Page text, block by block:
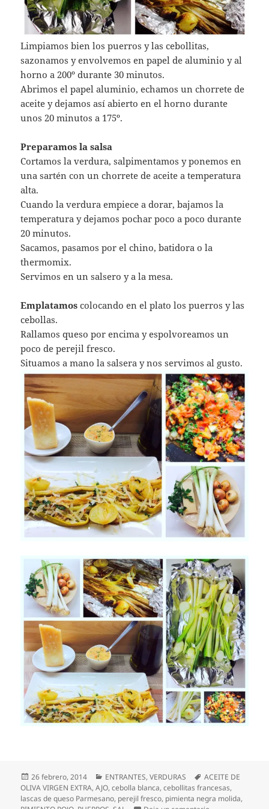
Limpiamos bien los puerros y las cebollitas,
sazonamos y envolvemos en papel de aluminio y al
horno a 200º durante 30 minutos.
Abrimos el papel aluminio, echamos un chorrete de
aceite y dejamos así abierto en el horno durante
unos 20 minutos a 175º.
Preparamos la salsa
Cortamos la verdura, salpimentamos y ponemos en
una sartén con un chorrete de aceite a temperatura
alta.
Cuando la verdura empiece a dorar, bajamos la
temperatura y dejamos pochar poco a poco durante
20 minutos.
Sacamos, pasamos por el chino, batidora o la
thermomix.
Servimos en un salsero y a la mesa.
Emplatamos colocando en el plato los puerros y las
cebollas.
Rallamos queso por encima y espolvoreamos un
poco de perejil fresco.
Situamos a mano la salsera y nos servimos al gusto.
Publicado
el
26 febrero, 2014 Categorías
ENTRANTES,VERDURAS Etiquetas
ACEITE DE
OLIVA VIRGEN EXTRA,AJO,cebolla blanca,cebollitas francesas,
lascas de queso Parmesano, perejil fresco, pimienta negra molida,